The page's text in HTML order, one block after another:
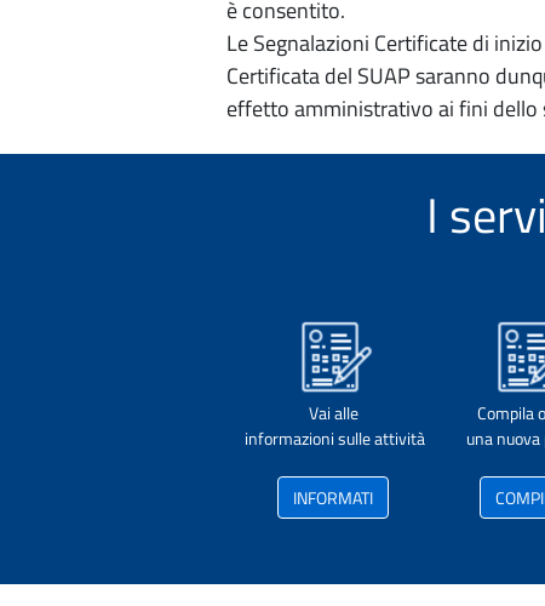
è consentito.
Le Segnalazioni Certificate di
Certificata del SUAP saranno
effetto amministrativo ai fini
I
Vai alle
informazioni sulle attività
INFORMATI
Compila
una